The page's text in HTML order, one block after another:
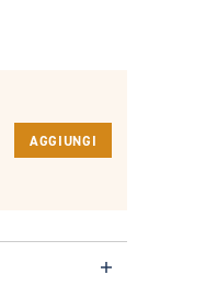
AGGIUNGI